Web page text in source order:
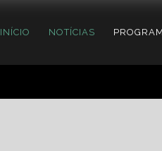
INÍCIO NOTÍCIAS